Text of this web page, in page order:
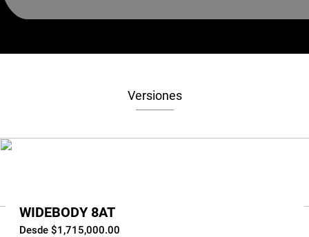
Versiones
WIDEBODY 8AT
Desde $1,715,000.00